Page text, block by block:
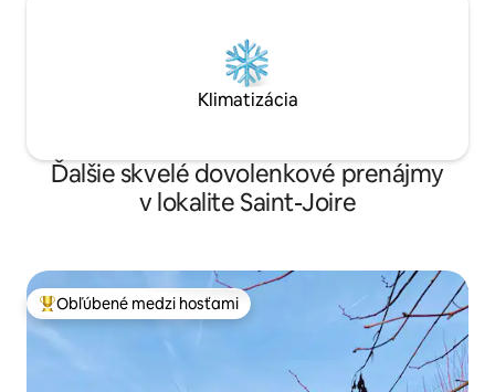
Klimatizácia
Ďalšie skvelé dovolenkové prenájmy
v lokalite Saint-Joire
Najobľúbenejšie medzi hosťami
Obľúbené medzi hosťami